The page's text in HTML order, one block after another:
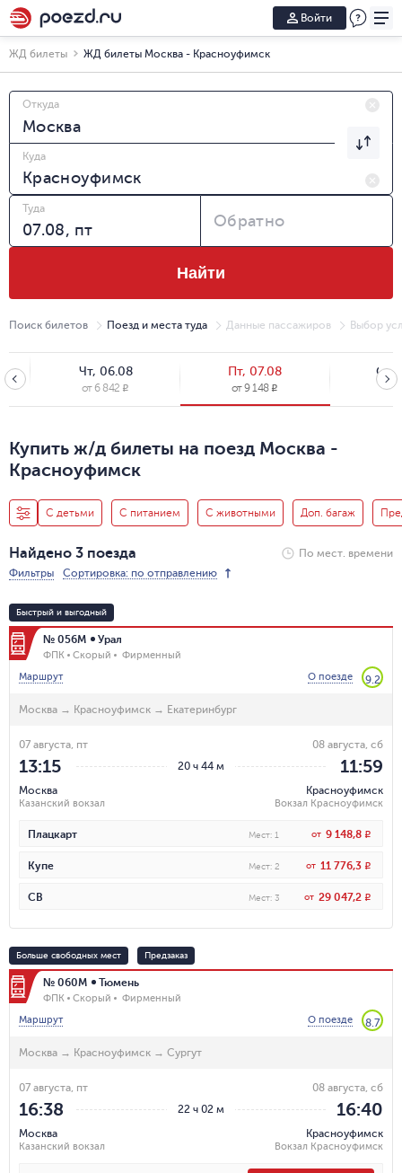
Войти
ЖД билеты ЖД билеты Москва - Красноуфимск
Откуда
Куда
Туда
Обратно
Найти
Поиск билетов Поезд и места туда Данные пассажиров Выбор
Чт, 06.08
от 6 842 R
Пт, 07.08
от9 148 R
Сб,
от6
Купить ж/д билеты на поезд Москва -
Красноуфимск
С детьми С питанием С животными Доп. багаж
Найдено 3 поезда
По мест. времени
Фильтры
Сортировка: по отправлению
Быстрый и выгодный
№ 056М Урал
ФПК Скорый
Фирменный
Маршрут
О поезде 9.2
Москва → Красноуфимск → Екатеринбург
20 ч 44 м
07 августа, пт
13:15
Москва
Казанский вокзал
08 августа, сб
11:59
Красноуфимск
Вокзал Красноуфимск
Плацкарт Мест: 1 от 9 148,8 R
Купе Мест: 2 от 11 776,3 R
СВ Мест: 3 от 29 047,2 R
Больше свободных мест Предзаказ
№ 060М Тюмень
ФПК Скорый
Фирменный
Маршрут
О поезде 8.7
Москва → Красноуфимск → Сургут
22 ч 02 м
07 августа, пт
16:38
Москва
Казанский вокзал
08 августа, сб
16:40
Красноуфимск
Вокзал Красноуфимск